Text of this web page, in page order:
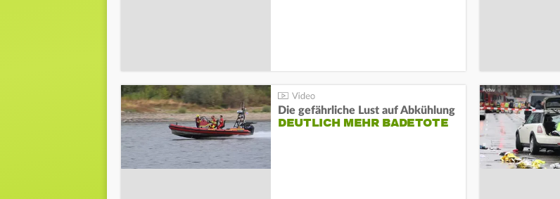
Die gefährliche Lust auf Abkühlung
DEUTLICH MEHR BADETOTE